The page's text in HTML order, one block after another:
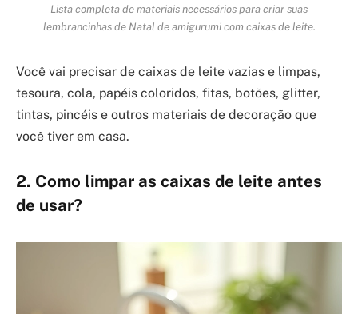
Lista completa de materiais necessários para criar suas
lembrancinhas de Natal de amigurumi com caixas de leite.
Você vai precisar de caixas de leite vazias e limpas,
tesoura, cola, papéis coloridos, fitas, botões, glitter,
tintas, pincéis e outros materiais de decoração que
você tiver em casa.
2. Como limpar as caixas de leite antes
de usar?